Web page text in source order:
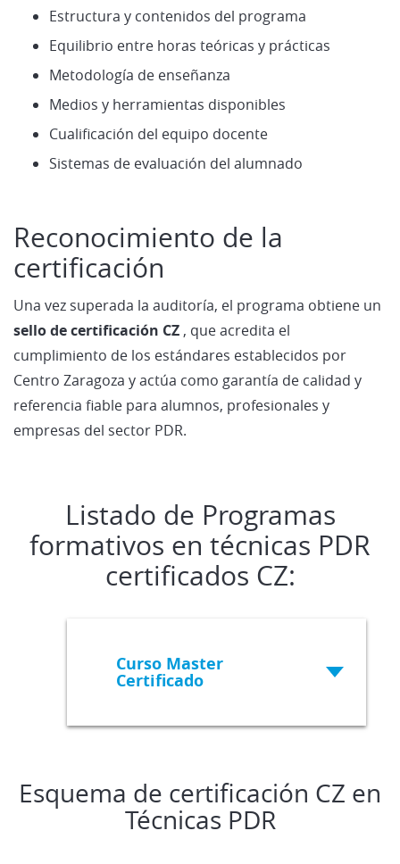
Estructura y contenidos del programa
Equilibrio entre horas teóricas y prácticas
Metodología de enseñanza
Medios y herramientas disponibles
Cualificación del equipo docente
Sistemas de evaluación del alumnado
Reconocimiento de la
certificación
Una vez superada la auditoría, el programa obtiene un
sello de certificación CZ , que acredita el
cumplimiento de los estándares establecidos por
Centro Zaragoza y actúa como garantía de calidad y
referencia fiable para alumnos, profesionales y
empresas del sector PDR.
Listado de Programas
formativos en técnicas PDR
certificados CZ:
Curso Master
Certificado
Esquema de certificación CZ en
Técnicas PDR